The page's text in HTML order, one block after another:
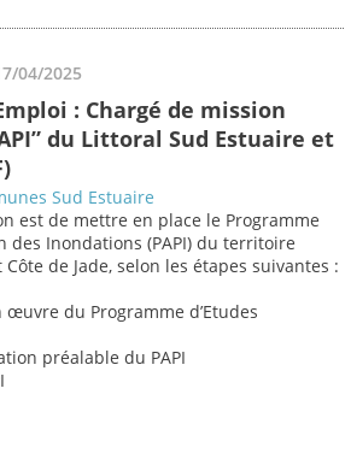
04/2025
: Chargé de mission
du Littoral Sud Estuaire et
Sud Estuaire
est de mettre en place le Programme
des Inondations (PAPI) du territoire
de Jade, selon les étapes suivantes :
du Programme d’Etudes
préalable du PAPI